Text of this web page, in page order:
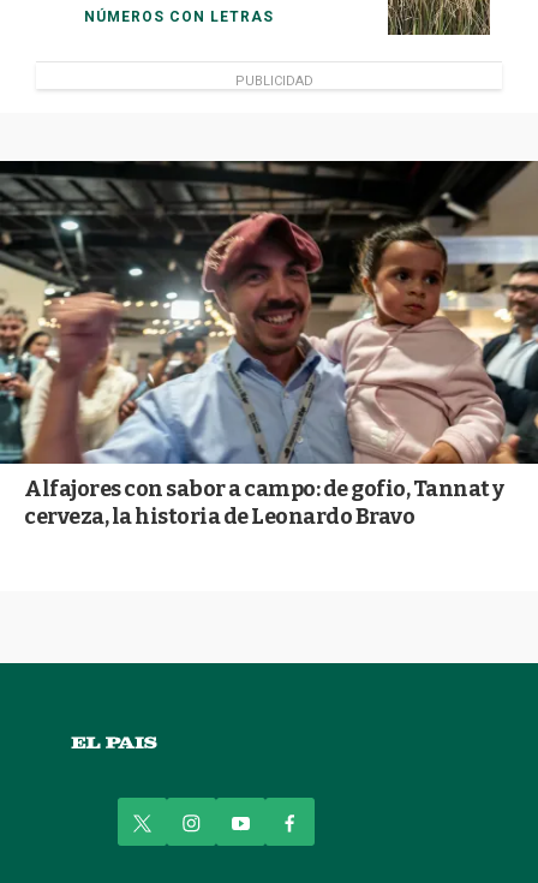
NÚMEROS CON LETRAS
PUBLICIDAD
Alfajores con sabor a campo: de gofio, Tannat y
cerveza, la historia de Leonardo Bravo
w
i
n
y
o
a